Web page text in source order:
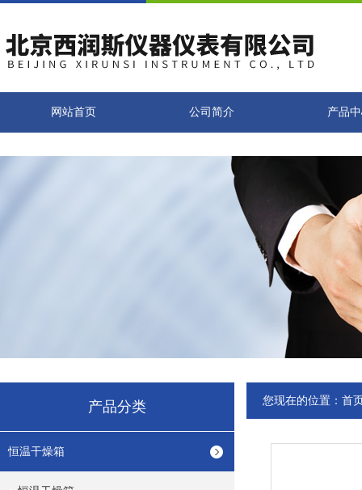
网站首页 公司简介 产品
产品分类
恒温干燥箱
您现在的位置： 首